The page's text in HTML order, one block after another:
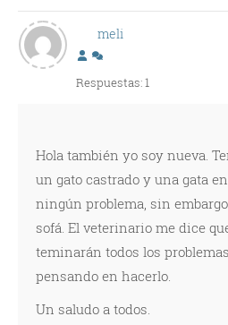
meli
Respuestas: 1
Hola también yo soy nueva.
un gato castrado y una gata
ningún problema, sin
sofá. El veterinario me dice
teminarán todos los
pensando en hacerlo.
Un saludo a todos.